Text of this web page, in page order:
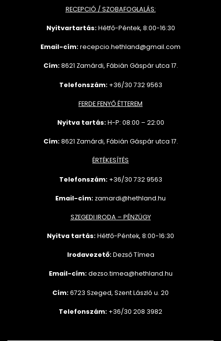
RECEPCIÓ / SZOBAFOGLALÁS:
Nyitvartartás:Hétfő-Péntek, 8:00-16:30
Email-cím:recepcio.hethland@gmail.com
Cím:8621 Zamárdi, Fábián Gáspár utca 17.
Telefonszám: +36/30 732 9563
FERDE FENYŐ ÉTTEREM
Nyitva tartás:H-P: 08:00 – 22:00
Cím:8621 Zamárdi, Fábián Gáspár utca 17.
ÉRTÉKESÍTÉS
Telefonszám: +36/30 7329563
Email-cím: zamardi@hethland.hu
SZEGEDI IRODA – PÉNZÜGY
Nyitva tartás:Hétfő-Péntek, 8:00-16:30
Irodavezető:Dezső Tímea
Email-cím: dezso.timea@hethland.hu
Cím:6723 Szeged, Szent László u. 20
Telefonszám: +36/30 208 3982